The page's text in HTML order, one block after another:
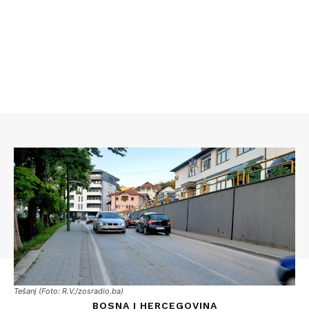
Tešanj (Foto: R.V./zosradio.ba)
BOSNA I HERCEGOVINA